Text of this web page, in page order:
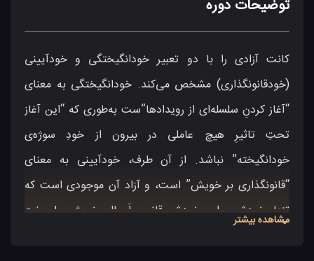
توضیحات دوره
کانت آزادی را با دو تعبیر خودانگیختگی و خودآیینی
(خودقانونگذاری) مشخص می‌کند. خودانگیختگی به معنای
“آغاز کردنِ سلسله‌ای از رویدادها”ست به‌طوری که “این آغاز
تحتِ تاثیرِ هیچ عاملی در بیرون از خودِ سوژه‌ی
خودانگیخته” نباشد. از آن طرف، خودآیینی به معنای
“قانونگذاری بر خویش” است، و آزاد آن موجودی است که
تنها خودش برای خودش قانونِ اَعمالِ خویش را وضع
مشاهده بیشتر